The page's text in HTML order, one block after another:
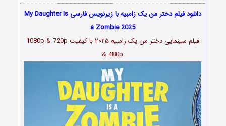
دانلود فیلم دختر من یک زامبیه با زیرنویس فارسی My Daughter Is
a Zombie 2025
فیلم سینمایی دختر من یک زامبیه ۲۰۲۵ با کیفیت 1080p & 720p
& 480p